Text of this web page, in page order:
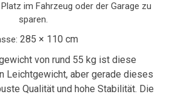
im Fahrzeug oder der Garage zu
sparen.
285 × 110 cm
von rund 55 kg ist diese
Leichtgewicht, aber gerade dieses
Qualität und hohe Stabilität. Die